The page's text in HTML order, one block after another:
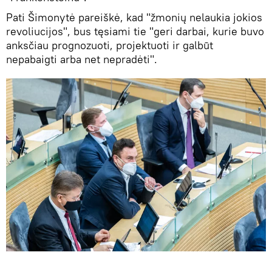
Pati Šimonytė pareiškė, kad "žmonių nelaukia jokios
revoliucijos", bus tęsiami tie "geri darbai, kurie buvo
anksčiau prognozuoti, projektuoti ir galbūt
nepabaigti arba net nepradėti".